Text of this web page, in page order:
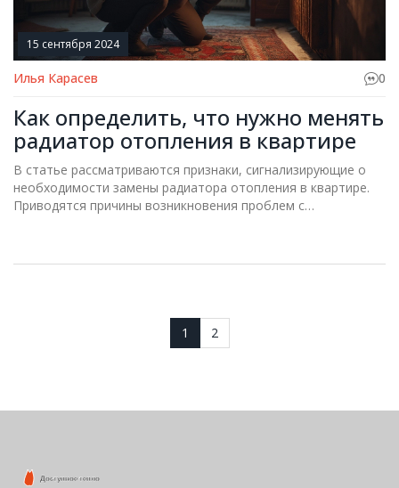
15 сентября 2024
Илья Карасев 0
Как определить, что нужно менять
радиатор отопления в квартире
В статье рассматриваются признаки, сигнализирующие о
необходимости замены радиатора отопления в квартире.
Приводятся причины возникновения проблем с
1 2